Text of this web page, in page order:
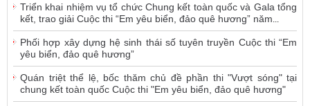
Triển khai nhiệm vụ tổ chức Chung kết toàn quốc và Gala tổng
kết, trao giải Cuộc thi “Em yêu biển, đảo quê hương” năm...
Phối hợp xây dựng hệ sinh thái số tuyên truyền Cuộc thi “Em
yêu biển, đảo quê hương”
Quán triệt thể lệ, bốc thăm chủ đề phần thi "Vượt sóng" tại
chung kết toàn quốc Cuộc thi "Em yêu biển, đảo quê hương"